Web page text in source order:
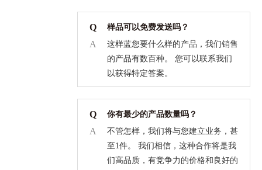
Q 样品可以免费发送吗？
A
这样蓝您要什么样的产品，我们销售
的产品有数百种。 您可以联系我们
以获得特定答案。
Q 你有最少的产品数量吗？
A
不管怎样，我们将与您建立业务，甚
至1件。 我们相信，这种合作将是我
们高品质，有竞争力的价格和良好的